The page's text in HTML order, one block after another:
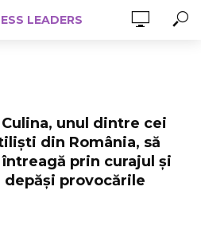
LEADERS
unul dintre cei
din România, să
prin curajul și
provocările